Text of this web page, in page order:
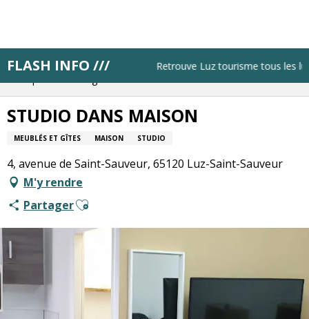
principal
FLASH INFO /// Retrouve Luz tourisme tous les
Accueil
Résa pas à pas
STUDIO DANS MAISON
MEUBLÉS ET GÎTES MAISON STUDIO
4, avenue de Saint-Sauveur, 65120 Luz-Saint-Sauveur
M'y rendre
PartagerAjouter aux favoris